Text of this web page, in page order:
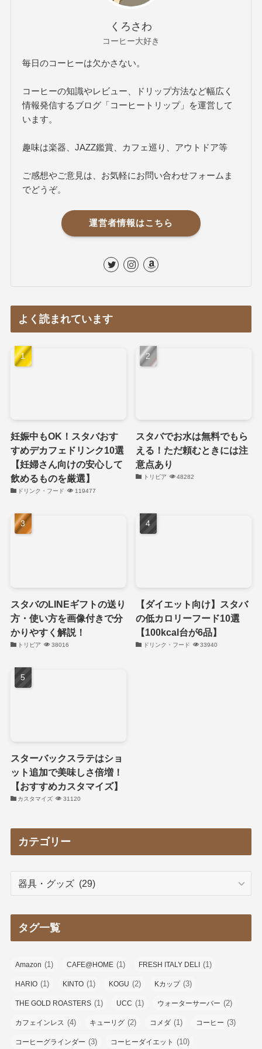
くろさわ
コーヒー大好き
毎日のコーヒーは欠かさない。
コーヒーの知識やレビュー、ドリップ方法など幅広く
情報発信するブログ「コーヒートリップ」を運営して
います。
趣味は楽器、JAZZ鑑賞、カフェ巡り、アウトドア等
ご感想やご意見は、お気軽にお問い合わせフォームま
でどうぞ。
運営者情報はこちら
よく読まれています
妊娠中もOK！スタバおす
すめデカフェドリンク10選
【妊婦さん向けの安心して
飲めるものを厳選】
ドリンク・フード 119477
スタバでお水は無料でもら
える！ただ頼むときには注
意点あり
トリビア 48282
スタバのLINEギフトの送り
方・使い方を画像付きで分
かりやすく解説！
トリビア 38016
【ダイエット向け】スタバ
の低カロリーフード10選
【100kcal台が6品】
ドリンク・フード 33940
スターバックスラテはショ
ット追加で美味しさ倍増！
【おすすめカスタマイズ】
カスタマイズ 31120
カテゴリー
タグ一覧
Amazon (1) CAFE@HOME (1) FRESH ITALY DELI (1)
HARIO (1) KINTO (1) KOGU (2) Kカップ(3)
THE GOLD ROASTERS (1) UCC (1) ウォーターサーバー (2)
カフェインレス (4) キューリグ (2) コメダ (1) コーヒー (3)
コーヒーグラインダー (3) コーヒーダイエット (10)